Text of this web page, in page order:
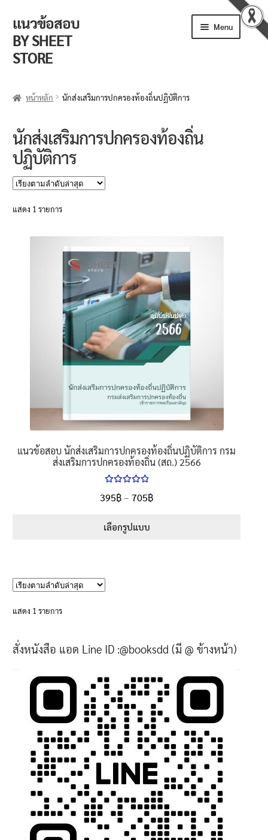
Skip
to
navigation
Skip
to
content
แนวข้อสอบ
BY SHEET
STORE
Menu
วิธีการสั่งซื้อ
แจ้งชำระเงิน
ข่าวเปิดสอบงานราชการ
นโยบายคืนสินค้าและการจัดส่ง​
คำถามที่พบบ่อย
หน้าหลัก นักส่งเสริมการปกครองท้องถิ่นปฏิบัติการ
นักส่งเสริมการปกครองท้องถิ่น
ปฏิบัติการ
แสดง 1 รายการ
แนวข้อสอบ นักส่งเสริมการปกครองท้องถิ่นปฏิบัติการ กรม
ส่งเสริมการปกครองท้องถิ่น (สถ.) 2566
5.00
ตั้งแต่
395฿– 705฿Price
เลือกรูปแบบ
may
chosen
on
the
product
page
แสดง 1 รายการ
สั่งหนังสือ แอด Line ID :@booksdd (มี @ ข้างหน้า)